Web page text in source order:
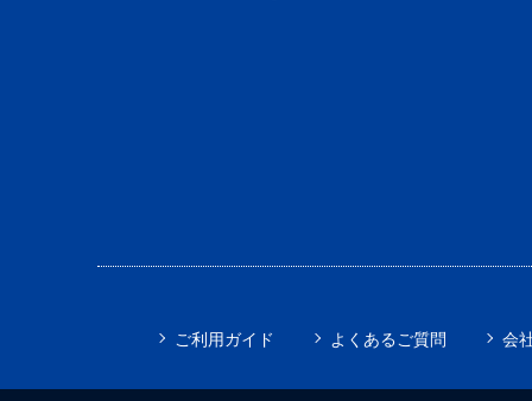
ご利用ガイド よくあるご質問 会